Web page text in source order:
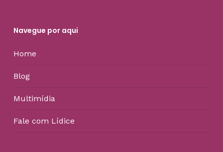
Navegue por aqui
Home
Blog
Multimídia
Fale com Lídice